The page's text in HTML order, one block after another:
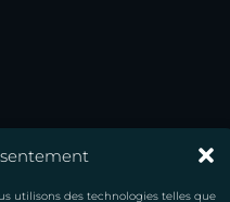
utilisons des technologies telles que